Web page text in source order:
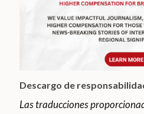
Descargo de
Las traducciones